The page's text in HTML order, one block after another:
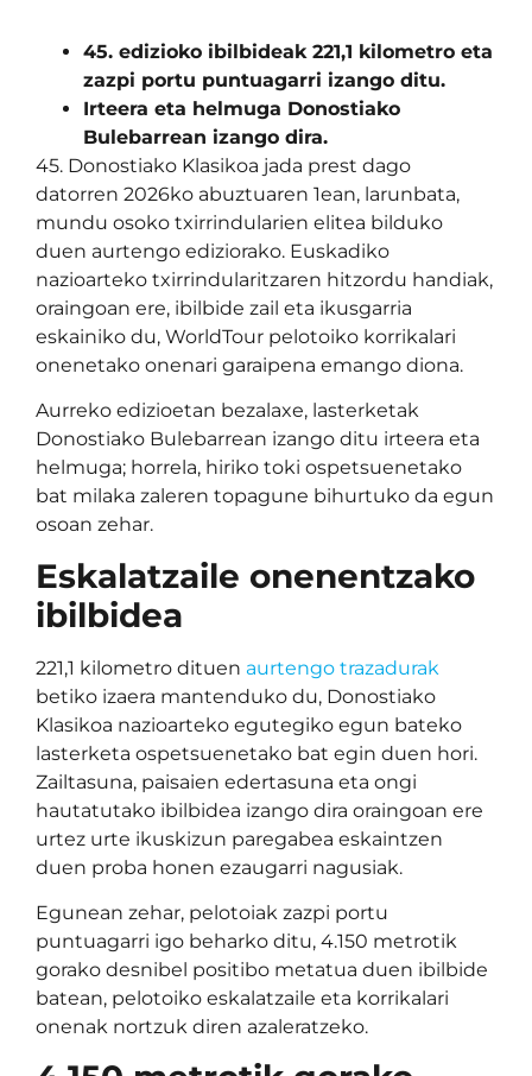
45. edizioko ibilbideak 221,1 kilometro eta
zazpi portu puntuagarri izango ditu.
Irteera eta helmuga Donostiako
Bulebarrean izango dira.
45. Donostiako Klasikoa jada prest dago
datorren 2026ko abuztuaren 1ean, larunbata,
mundu osoko txirrindularien elitea bilduko
duen aurtengo ediziorako. Euskadiko
nazioarteko txirrindularitzaren hitzordu handiak,
oraingoan ere, ibilbide zail eta ikusgarria
eskainiko du, WorldTour pelotoiko korrikalari
onenetako onenari garaipena emango diona.
Aurreko edizioetan bezalaxe, lasterketak
Donostiako Bulebarrean izango ditu irteera eta
helmuga; horrela, hiriko toki ospetsuenetako
bat milaka zaleren topagune bihurtuko da egun
osoan zehar.
Eskalatzaile onenentzako
ibilbidea
221,1 kilometro dituen aurtengo trazadurak
betiko izaera mantenduko du, Donostiako
Klasikoa nazioarteko egutegiko egun bateko
lasterketa ospetsuenetako bat egin duen hori.
Zailtasuna, paisaien edertasuna eta ongi
hautatutako ibilbidea izango dira oraingoan ere
urtez urte ikuskizun paregabea eskaintzen
duen proba honen ezaugarri nagusiak.
Egunean zehar, pelotoiak zazpi portu
puntuagarri igo beharko ditu, 4.150 metrotik
gorako desnibel positibo metatua duen ibilbide
batean, pelotoiko eskalatzaile eta korrikalari
onenak nortzuk diren azaleratzeko.